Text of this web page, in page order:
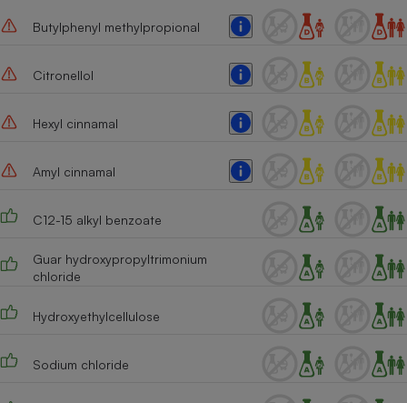
Butylphenyl methylpropional
Citronellol
Hexyl cinnamal
Amyl cinnamal
C12-15 alkyl benzoate
Guar hydroxypropyltrimonium
chloride
Hydroxyethylcellulose
Sodium chloride